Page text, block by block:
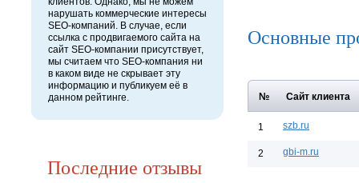
нарушать коммерческие интересы
SEO-компаний. В случае, если
ссылка с продвигаемого сайта на
сайт SEO-компании присутствует,
мы считаем что SEO-компания ни
в каком виде не скрывает эту
информацию и публикуем её в
данном рейтинге.
Последние отзывы
Основные
№ Сайт клиента
1 szb.ru
2 gbi-m.ru